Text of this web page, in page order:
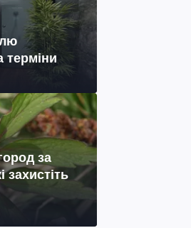
терміни
за
захистіть